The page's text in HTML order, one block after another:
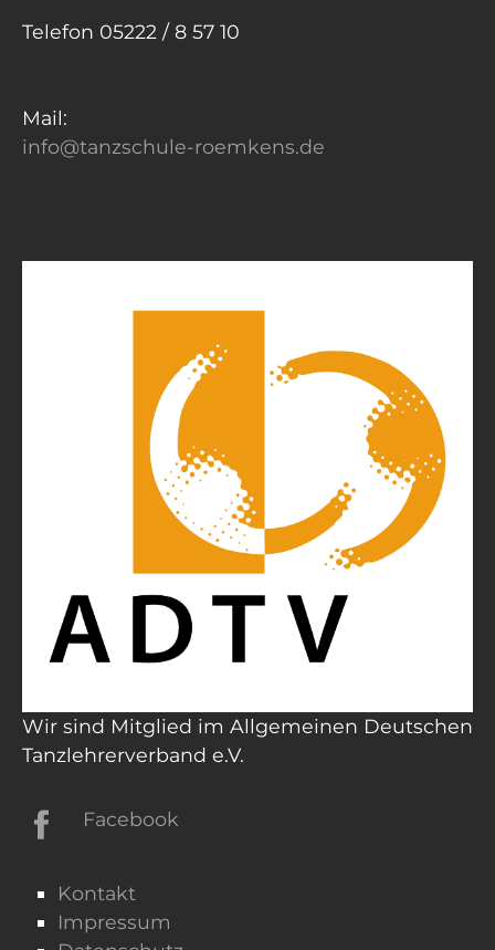
Telefon 05222 / 8 57 10
Mail:
info@tanzschule-roemkens.de
Wir sind Mitglied im Allgemeinen Deutschen
Tanzlehrerverband e.V.
Facebook
Kontakt
Impressum